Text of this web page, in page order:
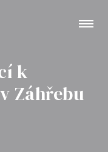
k
Záhřebu